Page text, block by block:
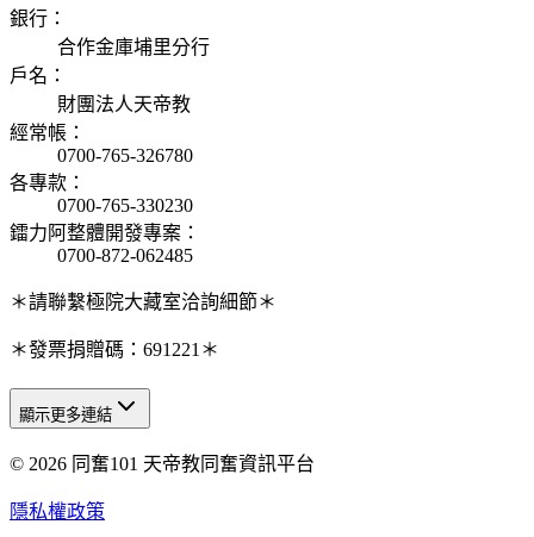
銀行 ：
合作金庫埔里分行
戶名 ：
財團法人天帝教
經常帳 ：
0700-765-326780
各專款 ：
0700-765-330230
鐳力阿整體開發專案 ：
0700-872-062485
＊請聯繫極院大藏室洽詢細節＊
＊發票捐贈碼：691221＊
天人研究總院
天人研究學院
顯示更多連結
© 2026 同奮101 天帝教同奮資訊平台
隱私權政策